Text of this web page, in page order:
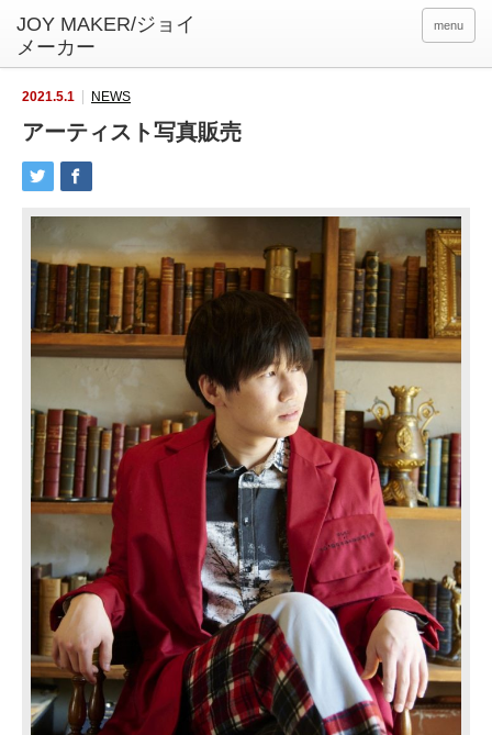
menu
2021.5.1 NEWS
アーティスト写真販売